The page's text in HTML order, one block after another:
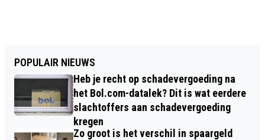
POPULAIR NIEUWS
Heb je recht op schadevergoeding na
het Bol.com-datalek? Dit is wat eerdere
slachtoffers aan schadevergoeding
kregen
Zo groot is het verschil in spaargeld